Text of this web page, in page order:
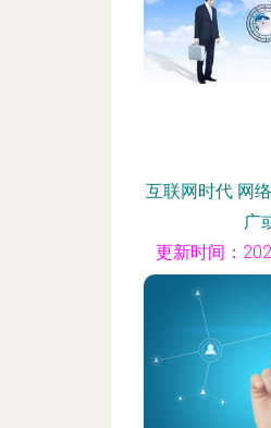
互联网时代 网
广
更新时间：